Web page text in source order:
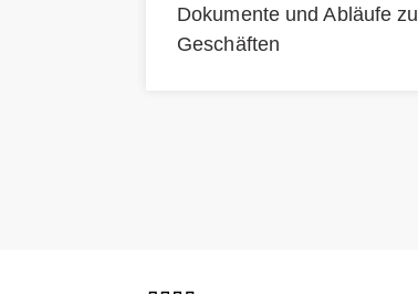
Dokumente und Abläufe zu
Geschäften